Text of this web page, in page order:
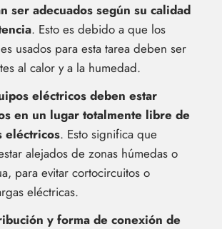
ser adecuados según su calidad
. Esto es debido a que los
usados para esta tarea deben ser
al calor y a la humedad.
eléctricos deben estar
en un lugar totalmente libre de
eléctricos. Esto significa que
alejados de zonas húmedas o
para evitar cortocircuitos o
eléctricas.
y forma de conexión de